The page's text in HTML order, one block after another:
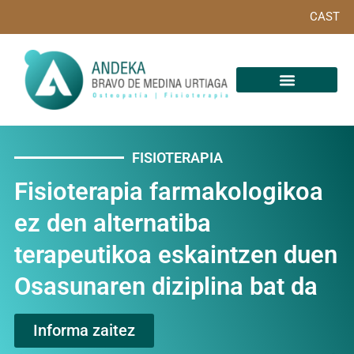
CAST
FISIOTERAPIA
Fisioterapia farmakologikoa
ez den alternatiba
terapeutikoa eskaintzen duen
Osasunaren diziplina bat da
Informa zaitez